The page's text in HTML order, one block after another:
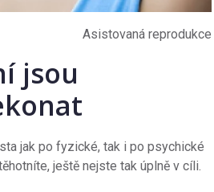
Asistovaná reprodukce
jsou
jak po fyzické, tak i po psychické
ještě nejste tak úplně v cíli.